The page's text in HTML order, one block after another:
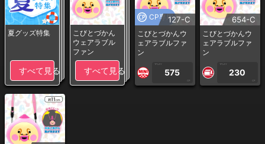
夏グッズ特集
すべて見る
こびとづかん
ウェアラブル
ファン
すべて見る
CP専用127-C
こびとづかんウ
ェアラブルファ
ン
1PLAY
575
CP
654-C
こびとづかんウ
ェアラブルファ
ン
1PLAY
230
CP